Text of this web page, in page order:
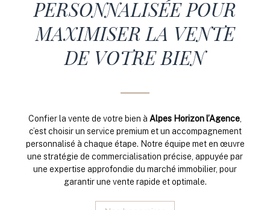
PERSONNALISÉE POUR
MAXIMISER LA VENTE
DE VOTRE BIEN
Confier la vente de votre bien à Alpes Horizon l’Agence
c’est choisir un service premium et un accompagnement
personnalisé à chaque étape. Notre équipe met en œuvre
une stratégie de commercialisation précise, appuyée par
une expertise approfondie du marché immobilier, pour
garantir une vente rapide et optimale.